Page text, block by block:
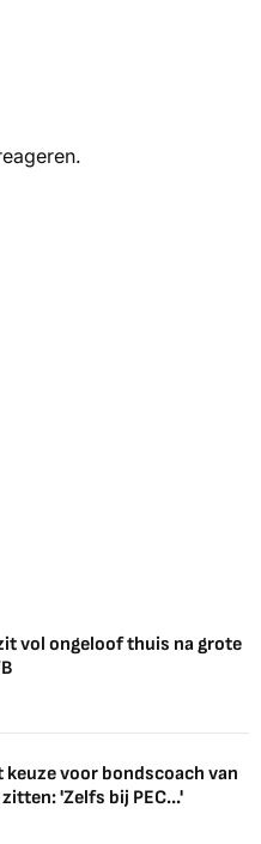
vol ongeloof thuis na grote
keuze voor bondscoach van
'Zelfs bij PEC...'